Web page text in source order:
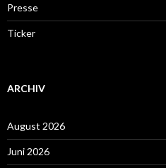
Presse
Ticker
ARCHIV
August 2026
Juni 2026